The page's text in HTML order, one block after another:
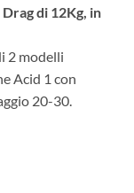
di 12Kg, in
2 modelli
Acid 1 con
20-30.